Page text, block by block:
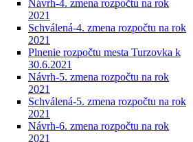
Návrh-4. zmena rozpočtu na rok
2021
Schválená-4. zmena rozpočtu na rok
2021
Plnenie rozpočtu mesta Turzovka k
30.6.2021
Návrh-5. zmena rozpočtu na rok
2021
Schválená-5. zmena rozpočtu na rok
2021
Návrh-6. zmena rozpočtu na rok
2021